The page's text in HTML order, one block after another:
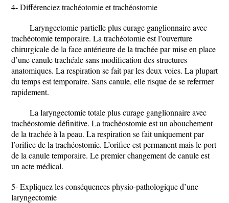
4- Différenciez trachéotomie et trachéostomie
Laryngectomie partielle plus curage ganglionnaire avec
trachéotomie temporaire. La trachéotomie est l’ouverture
chirurgicale de la face antérieure de la trachée par mise en place
d’une canule trachéale sans modification des structures
anatomiques. La respiration se fait par les deux voies. La plupart
du temps est temporaire. Sans canule, elle risque de se refermer
rapidement.
La laryngectomie totale plus curage ganglionnaire avec
trachéostomie définitive. La trachéostomie est un abouchement
de la trachée à la peau. La respiration se fait uniquement par
l’orifice de la trachéostomie. L’orifice est permanent mais le port
de la canule temporaire. Le premier changement de canule est
un acte médical.
5- Expliquez les conséquences physio-pathologique d’une
laryngectomie